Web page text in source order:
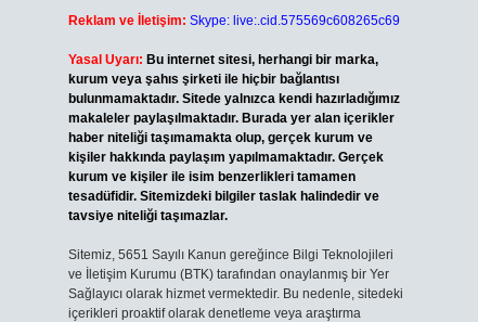
Reklam ve İletişim: Skype: live:.cid.575569c608265c69
Yasal Uyarı: Bu internet sitesi, herhangi bir marka,
kurum veya şahıs şirketi ile hiçbir bağlantısı
bulunmamaktadır. Sitede yalnızca kendi hazırladığımız
makaleler paylaşılmaktadır. Burada yer alan içerikler
haber niteliği taşımamakta olup, gerçek kurum ve
kişiler hakkında paylaşım yapılmamaktadır. Gerçek
kurum ve kişiler ile isim benzerlikleri tamamen
tesadüfidir. Sitemizdeki bilgiler taslak halindedir ve
tavsiye niteliği taşımazlar.
Sitemiz, 5651 Sayılı Kanun gereğince Bilgi Teknolojileri
ve İletişim Kurumu (BTK) tarafından onaylanmış bir Yer
Sağlayıcı olarak hizmet vermektedir. Bu nedenle, sitedeki
içerikleri proaktif olarak denetleme veya araştırma